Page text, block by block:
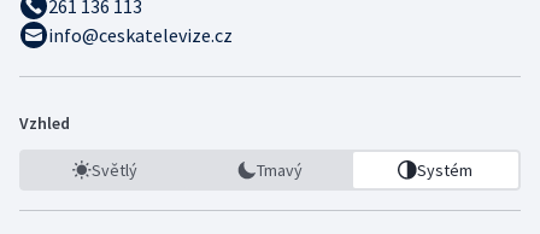
261 136 113
info@ceskatelevize.cz
Vzhled
Světlý Tmavý Systém